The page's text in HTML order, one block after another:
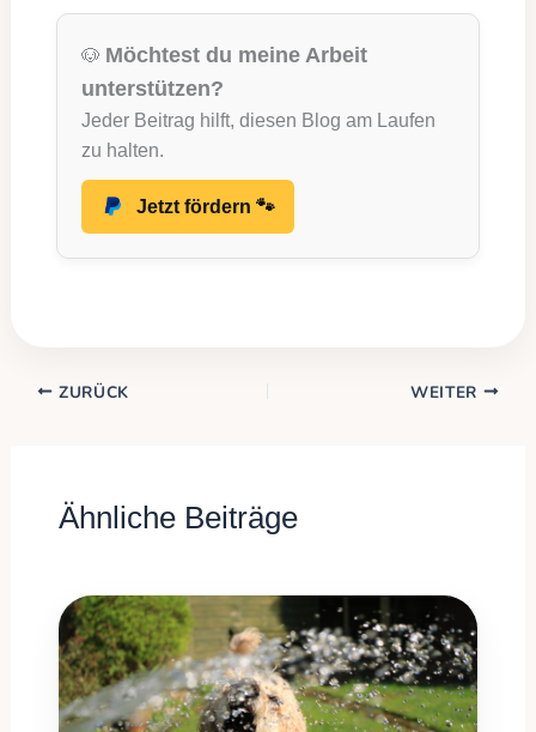
🐶 Möchtest du meine Arbeit
unterstützen?
Jeder Beitrag hilft, diesen Blog am Laufen
zu halten.
Jetzt fördern 🐾
ZURÜCK WEITER
Ähnliche Beiträge